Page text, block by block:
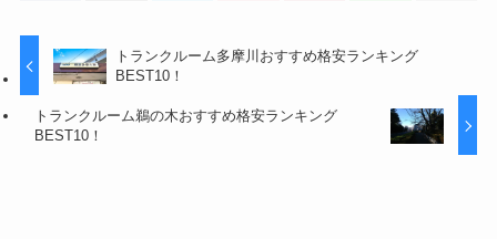
トランクルーム多摩川おすすめ格安ランキング
BEST10！
トランクルーム鵜の木おすすめ格安ランキング
BEST10！